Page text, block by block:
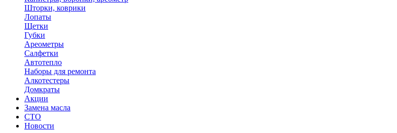
Шторки, коврики
Лопаты
Щетки
Губки
Ареометры
Салфетки
Автотепло
Наборы для ремонта
Алкотестеры
Домкраты
Акции
Замена масла
СТО
Новости